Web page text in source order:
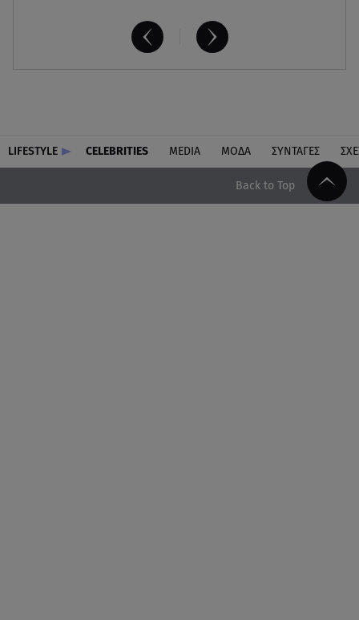
LIFESTYLE CELEBRITIES MEDIA ΜΟΔΑ ΣΥΝΤΑΓΕΣ
Back to Top